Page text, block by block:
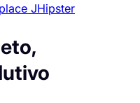
JHipster